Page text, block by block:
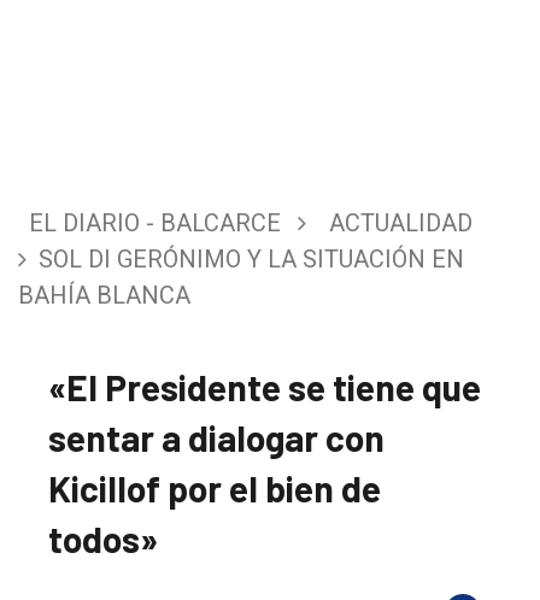
EL DIARIO - BALCARCE
ACTUALIDAD
SOL DI GERÓNIMO Y LA SITUACIÓN EN
BAHÍA BLANCA
«El Presidente se tiene que
sentar a dialogar con
Kicillof por el bien de
todos»